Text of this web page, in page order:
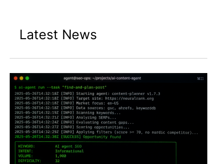
Latest News